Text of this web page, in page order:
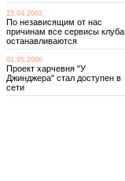
23.04.2003
По независящим от нас
причинам все сервисы клуба
останавливаются
01.05.2000
Проект харчевня "У
Джинджера" стал доступен в
сети